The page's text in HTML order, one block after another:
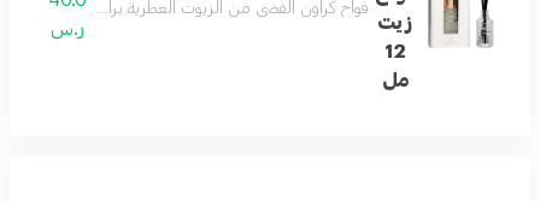
زيت
12
مل
فواح كراون الفضي من الزيوت العطرية برائحة
ر.س